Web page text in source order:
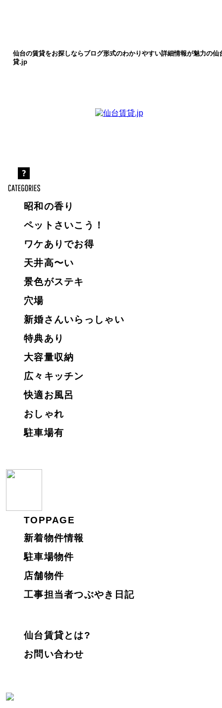
仙台の賃貸をお探しならブログ形式のわかりやすい詳細情報が魅力の仙
貸.jp
昭和の香り
ペットさいこう！
ワケありでお得
天井高〜い
景色がステキ
穴場
新婚さんいらっしゃい
特典あり
大容量収納
広々キッチン
快適お風呂
おしゃれ
駐車場有
TOPPAGE
新着物件情報
駐車場物件
店舗物件
工事担当者つぶやき日記
仙台賃貸とは?
お問い合わせ